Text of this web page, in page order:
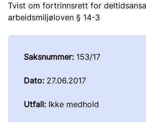
Tvist om fortrinnsrett for
arbeidsmiljøloven § 14-3
Saksnummer: 153/17
Dato: 27.06.2017
Utfall: Ikke medhold